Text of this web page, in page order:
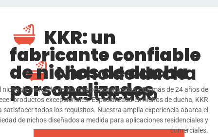
KKR: un
fabricante confiable
de nichos de ducha
personalizados
de mercado de duchas personalizadas, con más de 24 años de
productos excepcionales. Especializada en nichos de ducha, KKR
todos los requisitos. Nuestra amplia experiencia abarca el
de nichos diseñados a medida para aplicaciones residenciales y
comerciales.
Nicho de ducha
destacado